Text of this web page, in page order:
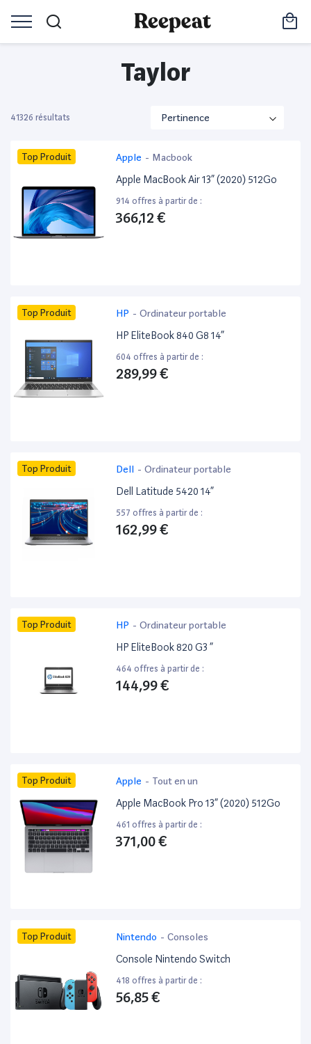
Taylor
41326 résultats
Top Produit Apple - Macbook
Apple MacBook Air 13” (2020) 512Go
914 offres à partir de :
366,12 €
Top Produit HP - Ordinateur portable
HP EliteBook 840 G8 14”
604 offres à partir de :
289,99 €
Top Produit Dell - Ordinateur portable
Dell Latitude 5420 14”
557 offres à partir de :
162,99 €
Top Produit HP - Ordinateur portable
HP EliteBook 820 G3 ”
464 offres à partir de :
144,99 €
Top Produit Apple - Tout en un
Apple MacBook Pro 13” (2020) 512Go
461 offres à partir de :
371,00 €
Top Produit Nintendo - Consoles
Console Nintendo Switch
418 offres à partir de :
56,85 €